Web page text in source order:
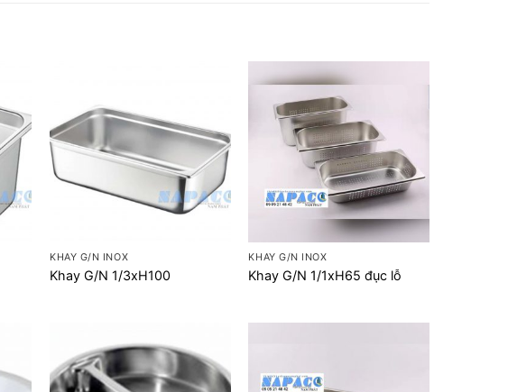
KHAY G/N INOX
Khay G/N 1/3xH100
KHAY G/N INOX
Khay G/N 1/1xH65 đục lỗ